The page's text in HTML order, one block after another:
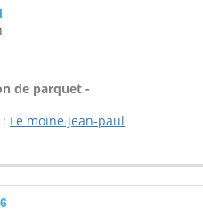
de parquet -
Le moine jean-paul